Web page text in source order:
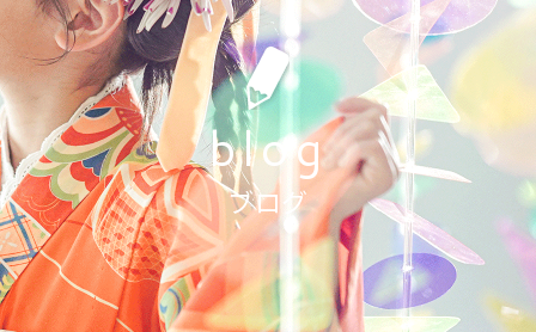
の撮影もしくはお着付けやヘアセットをキャンセルされ
キャンセル料をいただいております。
撮影日の1週間前〜前日
11,000円(税込)
当日
36,000円(税込)
blog
ブログ